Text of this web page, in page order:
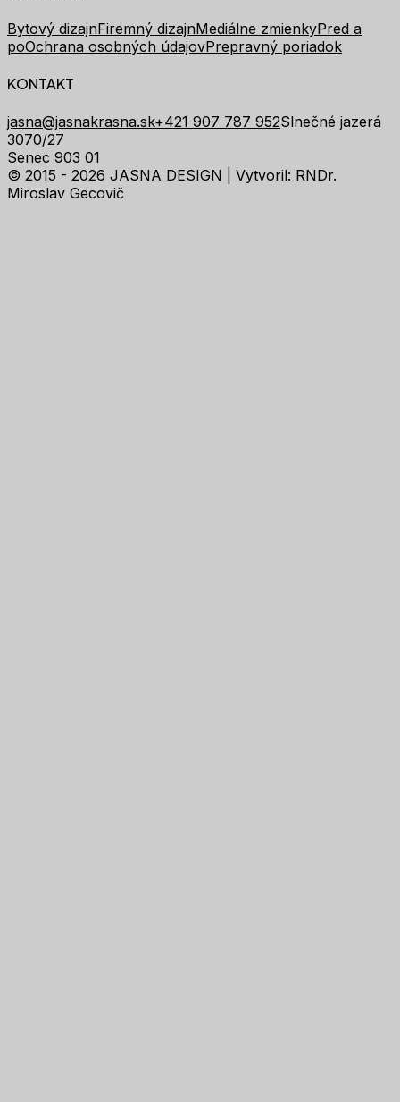
Bytový dizajnFiremný dizajnMediálne zmienkyPred a
poOchrana osobných údajovPrepravný poriadok
KONTAKT
jasna@jasnakrasna.sk+421 907 787 952Slnečné jazerá
3070/27
Senec 903 01
© 2015 - 2026 JASNA DESIGN | Vytvoril: RNDr.
Miroslav Gecovič